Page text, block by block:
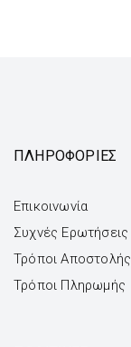
ΠΛΗΡΟΦΟΡΙΕΣ
Επικοινωνία
Συχνές Ερωτήσεις
Τρόποι Αποστολής
Τρόποι Πληρωμής